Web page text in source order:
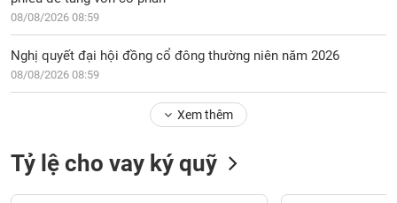
08/08/2026 08:59
Nghị quyết đại hội đồng cổ đông thường niên năm 2026
08/08/2026 08:59
Xem thêm
Tỷ lệ cho vay ký quỹ